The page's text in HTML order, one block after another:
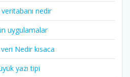
nedir
uygulamalar
Nedir kısaca
yazı tipi